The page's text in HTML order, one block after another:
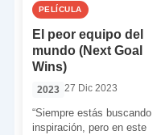
PELÍCULA
El peor equipo del
mundo (Next Goal
Wins)
2023 27 Dic 2023
“Siempre estás buscando
inspiración, pero en este